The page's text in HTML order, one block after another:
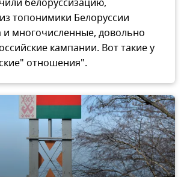
белоруссизацию,
топонимики Белоруссии
и многочисленные, довольно
кампании. Вот такие у
отношения".